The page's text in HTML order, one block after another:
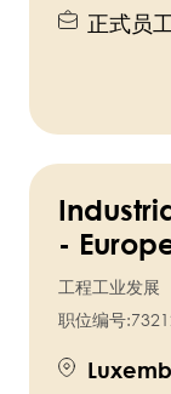
正式员工
-
工程工业发展
职位编号: